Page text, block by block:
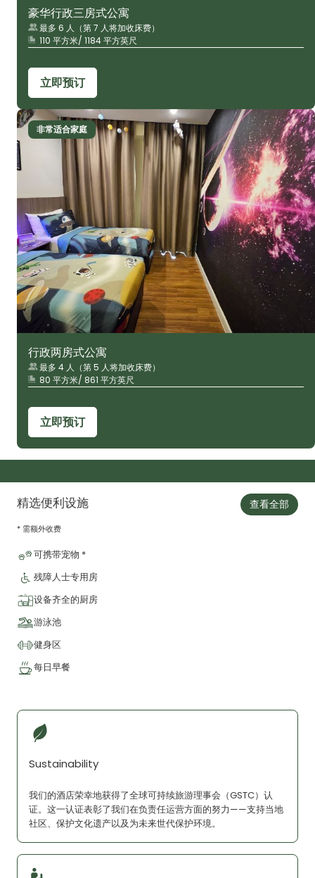
豪华行政三房式公寓
最多 6 人（第 7 人将加收床费）
110 平方米/ 1184 平方英尺
立即预订
非常适合家庭
行政两房式公寓
最多 4 人（第 5 人将加收床费）
80 平方米/ 861 平方英尺
立即预订
精选便利设施
* 需额外收费
查看全部
可携带宠物 *
残障人士专用房
设备齐全的厨房
游泳池
健身区
每日早餐
Sustainability
我们的酒店荣幸地获得了全球可持续旅游理事会（GSTC）认
证。这一认证表彰了我们在负责任运营方面的努力——支持当地
社区、保护文化遗产以及为未来世代保护环境。